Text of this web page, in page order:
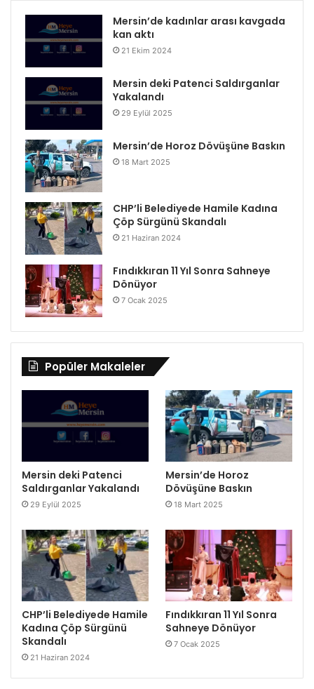
Mersin’de kadınlar arası kavgada
kan aktı
21 Ekim 2024
Mersin deki Patenci Saldırganlar
Yakalandı
29 Eylül 2025
Mersin’de Horoz Dövüşüne Baskın
18 Mart 2025
CHP’li Belediyede Hamile Kadına
Çöp Sürgünü Skandalı
21 Haziran 2024
Fındıkkıran 11 Yıl Sonra Sahneye
Dönüyor
7 Ocak 2025
Popüler Makaleler
Mersin deki Patenci
Saldırganlar Yakalandı
29 Eylül 2025
Mersin’de Horoz
Dövüşüne Baskın
18 Mart 2025
CHP’li Belediyede Hamile
Kadına Çöp Sürgünü
Skandalı
21 Haziran 2024
Fındıkkıran 11 Yıl Sonra
Sahneye Dönüyor
7 Ocak 2025